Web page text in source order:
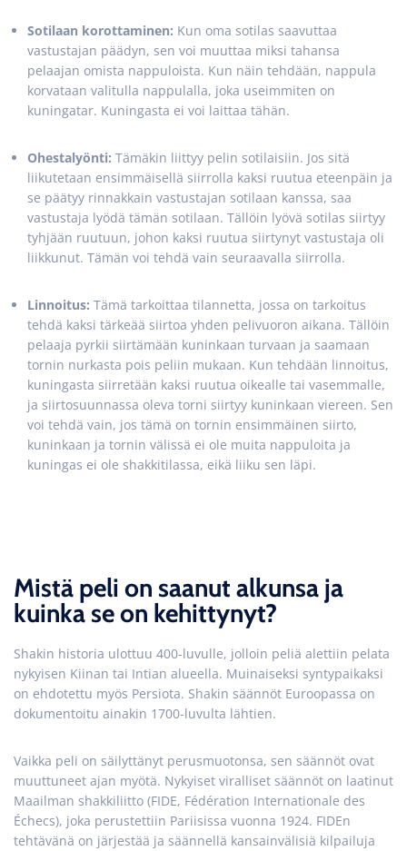
Sotilaan korottaminen: Kun oma sotilas saavuttaa
vastustajan päädyn, sen voi muuttaa miksi tahansa
pelaajan omista nappuloista. Kun näin tehdään, nappula
korvataan valitulla nappulalla, joka useimmiten on
kuningatar. Kuningasta ei voi laittaa tähän.
Ohestalyönti: Tämäkin liittyy pelin sotilaisiin. Jos sitä
liikutetaan ensimmäisellä siirrolla kaksi ruutua eteenpäin ja
se päätyy rinnakkain vastustajan sotilaan kanssa, saa
vastustaja lyödä tämän sotilaan. Tällöin lyövä sotilas siirtyy
tyhjään ruutuun, johon kaksi ruutua siirtynyt vastustaja oli
liikkunut. Tämän voi tehdä vain seuraavalla siirrolla.
Linnoitus: Tämä tarkoittaa tilannetta, jossa on tarkoitus
tehdä kaksi tärkeää siirtoa yhden pelivuoron aikana. Tällöin
pelaaja pyrkii siirtämään kuninkaan turvaan ja saamaan
tornin nurkasta pois peliin mukaan. Kun tehdään linnoitus,
kuningasta siirretään kaksi ruutua oikealle tai vasemmalle,
ja siirtosuunnassa oleva torni siirtyy kuninkaan viereen. Sen
voi tehdä vain, jos tämä on tornin ensimmäinen siirto,
kuninkaan ja tornin välissä ei ole muita nappuloita ja
kuningas ei ole shakkitilassa, eikä liiku sen läpi.
Mistä peli on saanut alkunsa ja
kuinka se on kehittynyt?
Shakin historia ulottuu 400-luvulle, jolloin peliä alettiin pelata
nykyisen Kiinan tai Intian alueella. Muinaiseksi syntypaikaksi
on ehdotettu myös Persiota. Shakin säännöt Euroopassa on
dokumentoitu ainakin 1700-luvulta lähtien.
Vaikka peli on säilyttänyt perusmuotonsa, sen säännöt ovat
muuttuneet ajan myötä. Nykyiset viralliset säännöt on laatinut
Maailman shakkiliitto (FIDE, Fédération Internationale des
Échecs), joka perustettiin Pariisissa vuonna 1924. FIDEn
tehtävänä on järjestää ja säännellä kansainvälisiä kilpailuja